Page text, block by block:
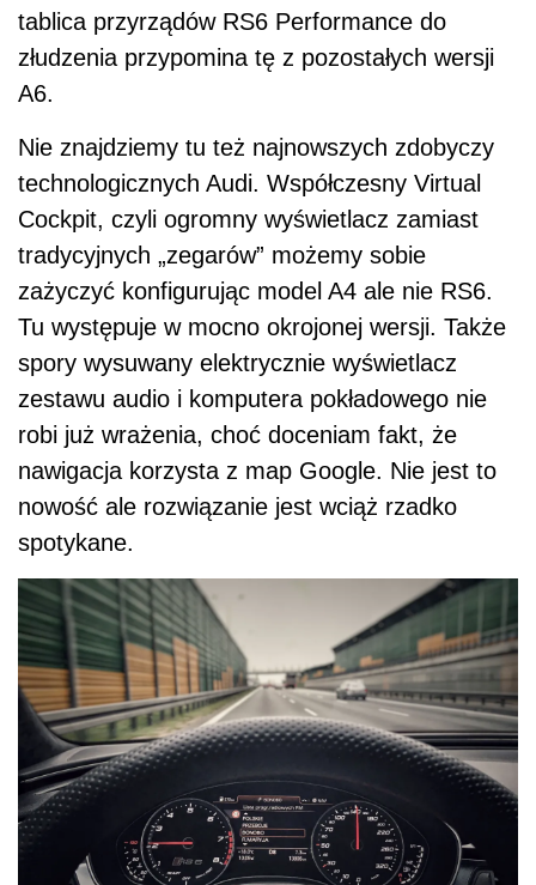
tablica przyrządów RS6 Performance do
złudzenia przypomina tę z pozostałych wersji
A6.
Nie znajdziemy tu też najnowszych zdobyczy
technologicznych Audi. Współczesny Virtual
Cockpit, czyli ogromny wyświetlacz zamiast
tradycyjnych „zegarów” możemy sobie
zażyczyć konfigurując model A4 ale nie RS6.
Tu występuje w mocno okrojonej wersji. Także
spory wysuwany elektrycznie wyświetlacz
zestawu audio i komputera pokładowego nie
robi już wrażenia, choć doceniam fakt, że
nawigacja korzysta z map Google. Nie jest to
nowość ale rozwiązanie jest wciąż rzadko
spotykane.